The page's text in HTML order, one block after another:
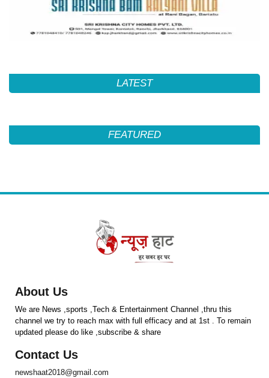
LATEST
FEATURED
About Us
We are News ,sports ,Tech & Entertainment Channel ,thru this
channel we try to reach max with full efficacy and at 1st . To remain
updated please do like ,subscribe & share
Contact Us
newshaat2018@gmail.com